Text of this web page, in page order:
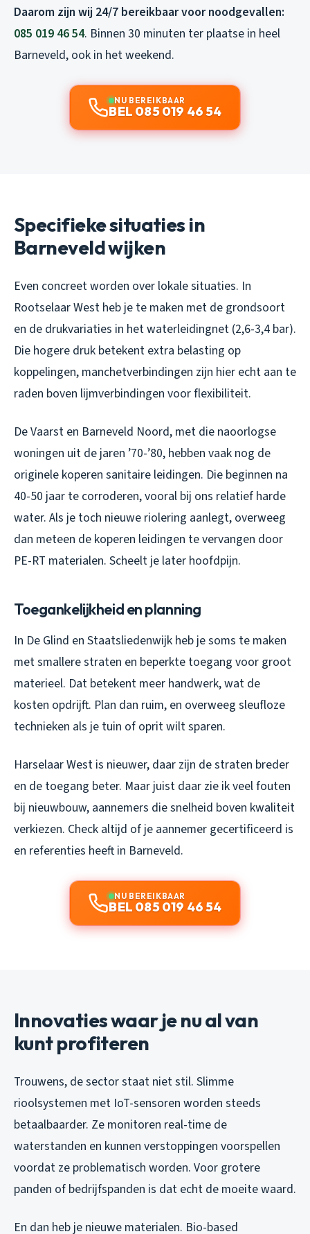
Daarom zijn wij 24/7 bereikbaar voor noodgevallen:
085 019 46 54. Binnen 30 minuten ter plaatse in heel
Barneveld, ook in het weekend.
NU BEREIKBAAR
BEL 085 019 46 54
Specifieke situaties in
Barneveld wijken
Even concreet worden over lokale situaties. In
Rootselaar West heb je te maken met de grondsoort
en de drukvariaties in het waterleidingnet (2,6-3,4 bar).
Die hogere druk betekent extra belasting op
koppelingen, manchetverbindingen zijn hier echt aan te
raden boven lijmverbindingen voor flexibiliteit.
De Vaarst en Barneveld Noord, met die naoorlogse
woningen uit de jaren ’70-’80, hebben vaak nog de
originele koperen sanitaire leidingen. Die beginnen na
40-50 jaar te corroderen, vooral bij ons relatief harde
water. Als je toch nieuwe riolering aanlegt, overweeg
dan meteen de koperen leidingen te vervangen door
PE-RT materialen. Scheelt je later hoofdpijn.
Toegankelijkheid en planning
In De Glind en Staatsliedenwijk heb je soms te maken
met smallere straten en beperkte toegang voor groot
materieel. Dat betekent meer handwerk, wat de
kosten opdrijft. Plan dan ruim, en overweeg sleufloze
technieken als je tuin of oprit wilt sparen.
Harselaar West is nieuwer, daar zijn de straten breder
en de toegang beter. Maar juist daar zie ik veel fouten
bij nieuwbouw, aannemers die snelheid boven kwaliteit
verkiezen. Check altijd of je aannemer gecertificeerd is
en referenties heeft in Barneveld.
NU BEREIKBAAR
BEL 085 019 46 54
Innovaties waar je nu al van
kunt profiteren
Trouwens, de sector staat niet stil. Slimme
rioolsystemen met IoT-sensoren worden steeds
betaalbaarder. Ze monitoren real-time de
waterstanden en kunnen verstoppingen voorspellen
voordat ze problematisch worden. Voor grotere
panden of bedrijfspanden is dat echt de moeite waard.
En dan heb je nieuwe materialen. Bio-based